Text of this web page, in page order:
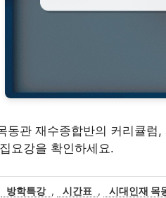
동관 재수종합반의 커리큘
요강을 확인하세요.
방학특강 , 시간표 , 시대인재 목